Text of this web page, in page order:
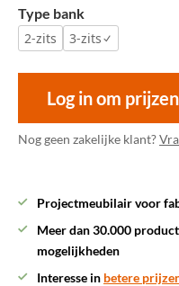
Type bank
2-zits
3-zits
Log in om
Nog geen zakelijke klant?
Projectmeubilair voor
Meer dan 30.000
mogelijkheden
Interesse in betere